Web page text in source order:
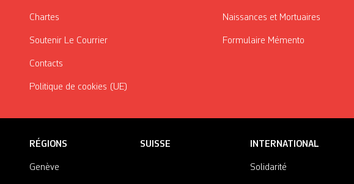
Chartes
Soutenir Le Courrier
Contacts
Politique de cookies (UE)
Naissances et Mortuaires
Formulaire Mémento
RÉGIONS
Genève
SUISSE INTERNATIONAL
Solidarité